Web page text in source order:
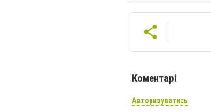
Коментарі
Авторизуватись